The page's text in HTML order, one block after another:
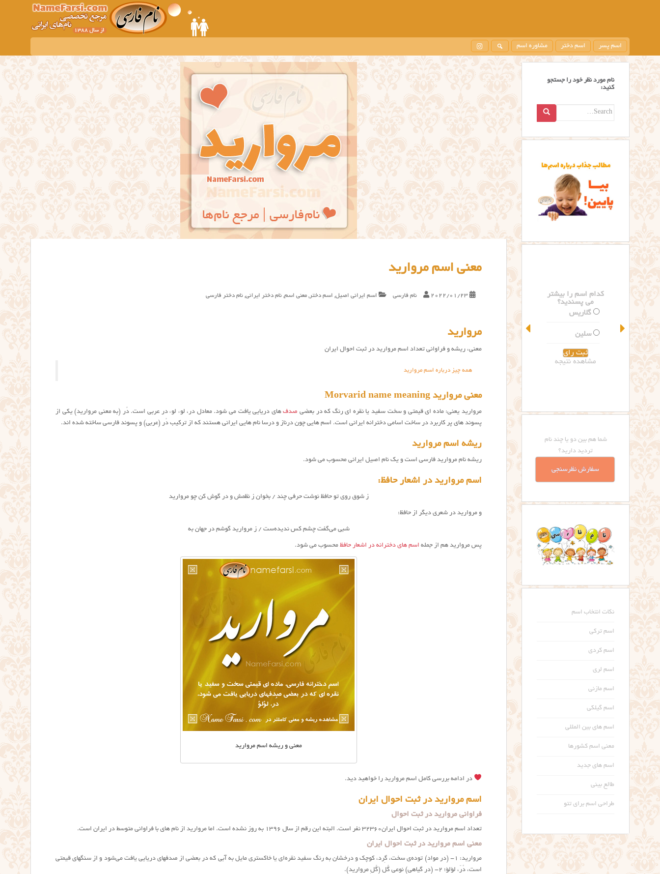
m
i
n
t
e
n
اسم پسر اسم دختر مشاوره اسم
معنی اسم مروارید
2022/01/23 نام فارسی اسم ایرانی اصیل, اسم دختر , معنی اسم, نام دختر ایرانی, نام دختر فارسی
مروارید
معنی، ریشه و فراوانی تعداد اسم مروارید در ثبت احوال ایران
همه چیز درباره اسم مروارید
معنی مروارید Morvarid name meaning
مروارید یعنی: ماده ای قیمتی و سخت سفید یا نقره ای رنگ که در بعضی صدفهای دریایی یافت می شود. معادل در، لوء لوء در عربی است. دُر (به معنی مروارید) یکی از
پسوند های پر کاربرد در ساخت اسامی دخترانه ایرانی است. اسم هایی چون درناز و درسا نام هایی ایرانی هستند که از ترکیب دُر (عربی) و پسوند فارسی ساخته شده اند.
ریشه اسم مروارید
ریشه نام مروارید فارسی است و یک نام اصیل ایرانی محسوب می شود.
اسم مروارید در اشعار حافظ:
ز شوق روی تو حافظ نوشت حرفی چند / بخوان ز نظمش و در گوش کن چو مروارید
و مروارید در شعری دیگر از حافظ:
شبی می‌گفت چشم کس ندیده‌ست / ز مروارید گوشم در جهان به
پس مروارید هم از جمله اسم های دخترانه در اشعار حافظ محسوب می شود.
معنی و ریشه اسم مروارید
در ادامه بررسی کامل اسم مروارید را خواهید دید.
اسم مروارید در ثبت احوال ایران
فراوانی مروارید در ثبت احوال
تعداد اسم مروارید در ثبت احوال ایران۳۲۳۶۰ نفر است. البته این رقم از سال ۱۳۹۶ به روز نشده است. اما مروارید از نام های با فراوانی متوسط در ایران است.
معنی اسم مروارید در ثبت احوال ایران
مروارید: ۱- (در مواد) توده‌ي سخت، گِرد، كوچك و درخشان به رنگ سفيد نقره‌اي يا خاكستري مايل به آبي كه در بعضي از صدفهاي دريايي يافت مي‌شود و از سنگهاي قيمتي
است، دُرّ، لؤلؤ؛ ۲- (در گياهي) نوعي گُل (گُلِ مرواريد).
نام مورد نظر خود را جستجو
کنید:
Search
اسم را بیشتر
می پسندید؟
گلاریس
سلین
نتیجه
کدام اسم را بیشتر
می پسندید؟
تینا
نارینا
مشاهده نتیجه
شما هم بین دو یا چند نام
تردید دارید؟
سفارش نظرسنجی
نکات انتخاب اسم
اسم ترکی
اسم کردی
اسم لری
اسم مازنی
اسم گیلکی
اسم های بین المللی
معنی اسم کشورها
اسم های جدید
طالع بینی
طراحی اسم برای تتو